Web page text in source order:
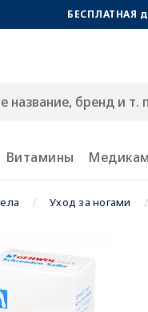
БЕСПЛАТНАЯ
Витамины
Уход за ногами